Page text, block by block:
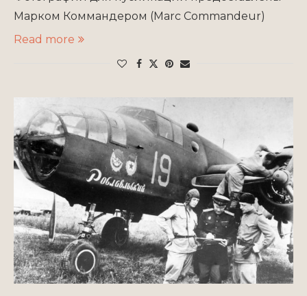
Марком Коммандером (Marc Commandeur)
Read more